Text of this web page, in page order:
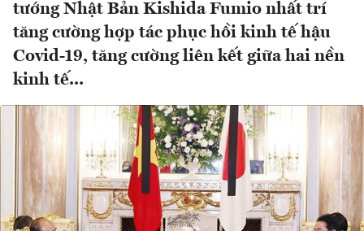
tướng Nhật Bản Kishida Fumio nhất trí
tăng cường hợp tác phục hồi kinh tế hậu
Covid-19, tăng cường liên kết giữa hai nền
kinh tế...